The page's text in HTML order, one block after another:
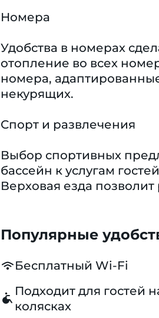
Номера
Удобства в номерах
отопление во всех
номера,
некурящих.
Спорт и развлечения
Выбор спортивных
бассейн к услугам
Верховая езда позволит
Популярные
Бесплатный Wi-Fi
Подходит для гостей
колясках